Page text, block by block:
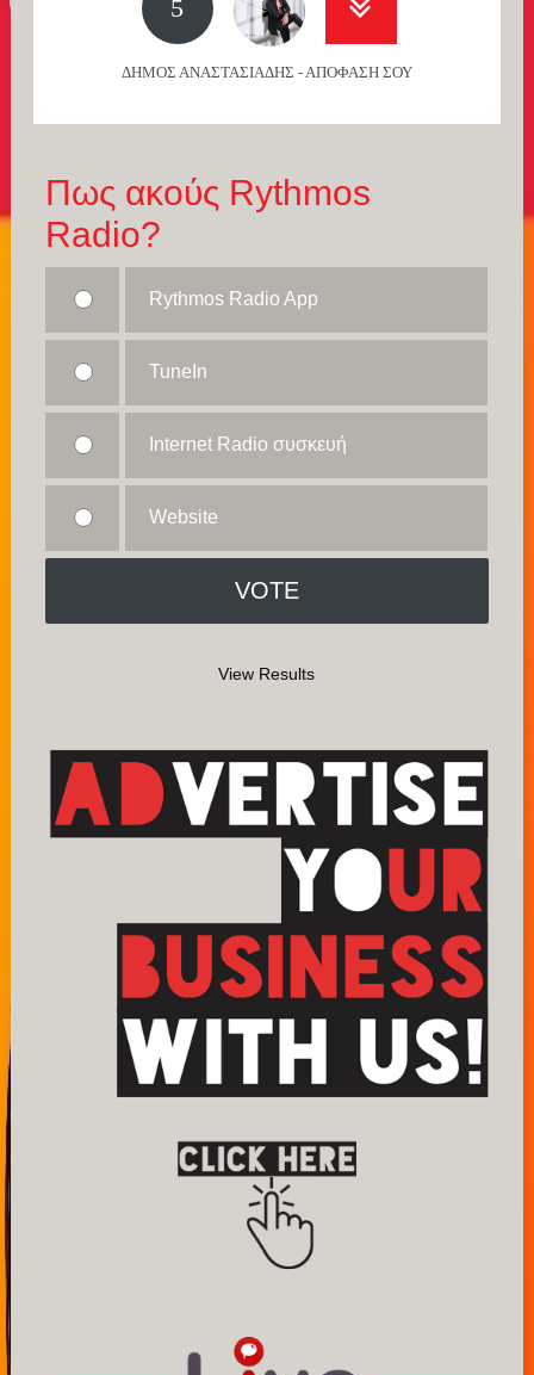
5
ΔΗΜΟΣ ΑΝΑΣΤΑΣΙΑΔΗΣ - ΑΠΟΦΑΣΗ ΣΟΥ
Πως ακούς Rythmos
Radio?
Rythmos Radio App
TuneIn
Internet Radio συσκευή
Website
View Results